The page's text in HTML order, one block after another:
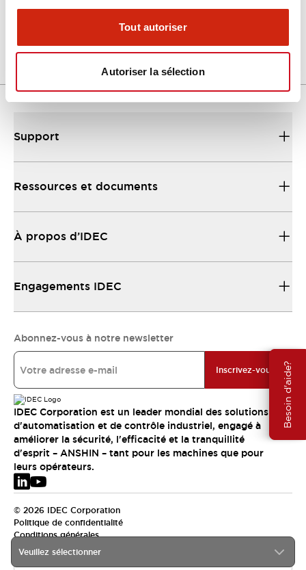
Tout autoriser
Autoriser la sélection
Besoin d'aide?
Veuillez sélectionner
Support
Ressources et documents
À propos d’IDEC
Engagements IDEC
Abonnez-vous à notre newsletter
Inscrivez-vous
IDEC Corporation est un leader mondial des solutions
d'automatisation et de contrôle industriel, engagé à
améliorer la sécurité, l'efficacité et la tranquillité
d'esprit – ANSHIN – tant pour les machines que pour
leurs opérateurs.
© 2026 IDEC Corporation
Politique de confidentialité
Conditions générales
EMEA